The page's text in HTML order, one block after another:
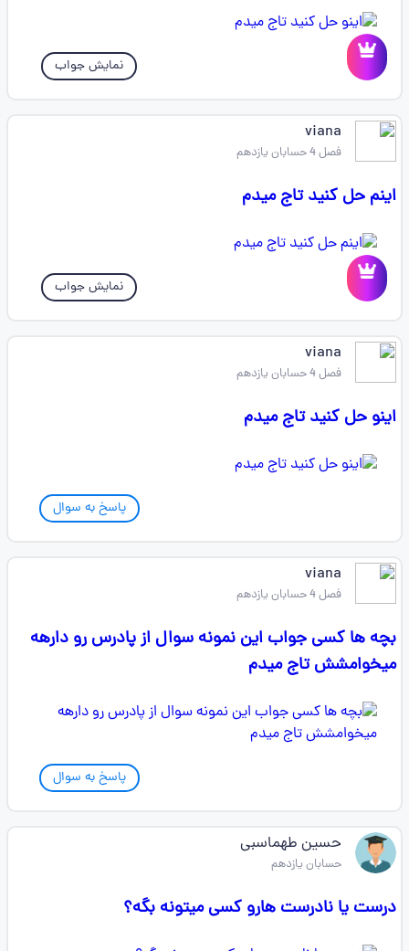
نمایش جواب
viana
فصل 4 حسابان یازدهم
اینم حل کنید تاج میدم
نمایش جواب
viana
فصل 4 حسابان یازدهم
اینو حل کنید تاج میدم
پاسخ به سوال
viana
فصل 4 حسابان یازدهم
بچه ها کسی جواب این نمونه سوال از پادرس رو دارهه
میخوامشش تاج میدم
پاسخ به سوال
حسین طهماسبی
حسابان یازدهم
درست یا نادرست هارو کسی میتونه بگه؟